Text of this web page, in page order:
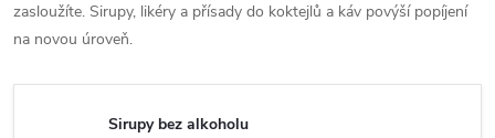
zasloužíte. Sirupy, likéry a přísady do koktejlů a káv povýší popíjení
na novou úroveň.
Sirupy bez alkoholu